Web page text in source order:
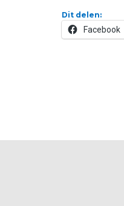
Dit delen:
Facebook